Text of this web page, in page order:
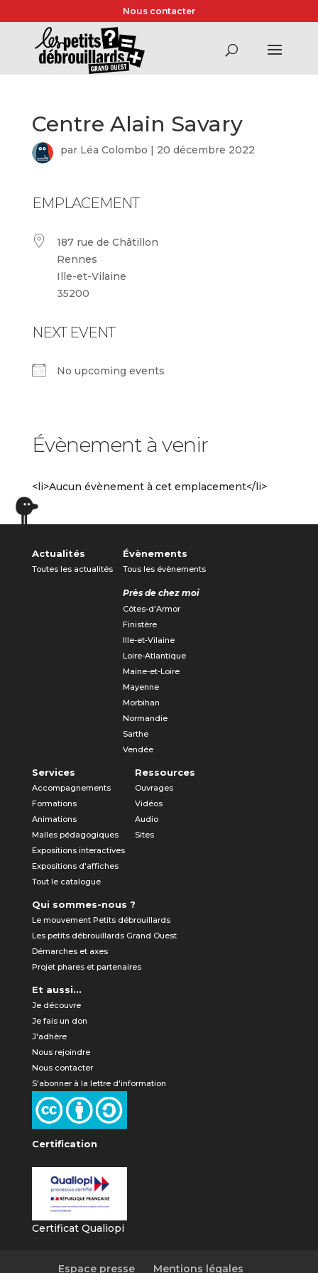
Nous contacter
Centre Alain Savary
par Léa Colombo | 20 décembre 2022
EMPLACEMENT
187 rue de Châtillon
Rennes
Ille-et-Vilaine
35200
NEXT EVENT
No upcoming events
Évènement à venir
<li>Aucun évènement à cet emplacement</li>
Actualités
Toutes les actualités
Évènements
Tous les évènements
Près de chez moi
Côtes-d'Armor
Finistère
Ille-et-Vilaine
Loire-Atlantique
Maine-et-Loire
Mayenne
Morbihan
Normandie
Sarthe
Vendée
Services
Accompagnements
Formations
Animations
Malles pédagogiques
Expositions interactives
Expositions d'affiches
Tout le catalogue
Ressources
Ouvrages
Vidéos
Audio
Sites
Qui sommes-nous ?
Le mouvement Petits débrouillards
Les petits débrouillards Grand Ouest
Démarches et axes
Projet phares et partenaires
Et aussi...
Je découvre
Je fais un don
J'adhère
Nous rejoindre
Nous contacter
S'abonner à la lettre d'information
Certification
Certificat Qualiopi
Espace presse Mentions légales